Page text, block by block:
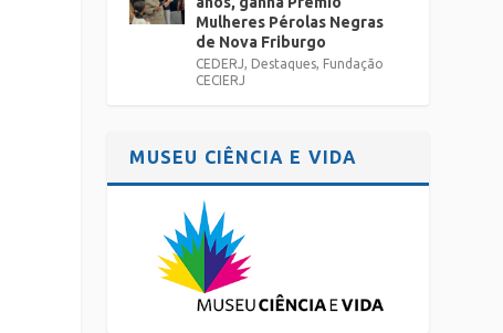
Mulheres Pérolas Negras
de Nova Friburgo
CEDERJ, Destaques, Fundação
CECIERJ
MUSEU CIÊNCIA E VIDA